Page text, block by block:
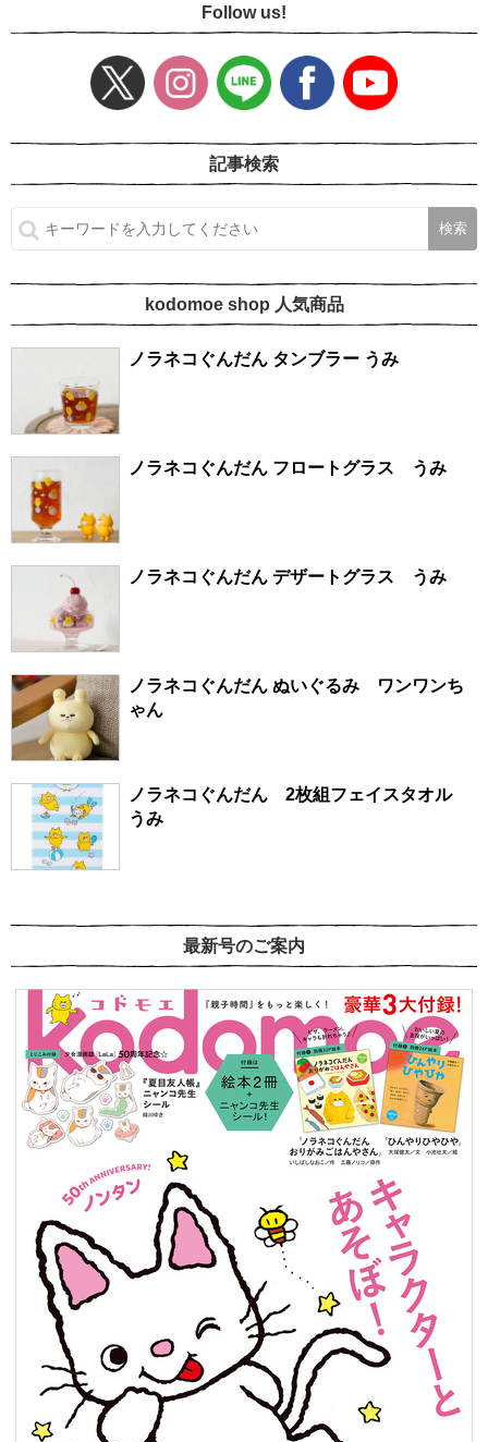
Follow us!
記事検索
kodomoe shop 人気商品
ノラネコぐんだん タンブラー うみ
ノラネコぐんだん フロートグラス うみ
ノラネコぐんだん デザートグラス うみ
ノラネコぐんだん ぬいぐるみ ワンワンち
ゃん
ノラネコぐんだん 2枚組フェイスタオル
うみ
最新号のご案内